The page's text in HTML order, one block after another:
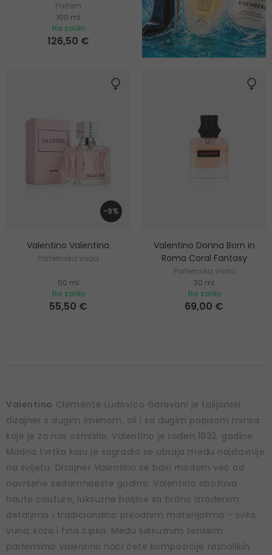
Parfem
100 ml
Na zalihi
126,50 €
-9%
Valentino Valentina
Parfemska voda
50 ml
Na zalihi
55,50 €
Valentino Donna Born in
Roma Coral Fantasy
Parfemska voda
30 ml
Na zalihi
69,00 €
Valentino Clemente Ludovico Garavani je talijanski
dizajner s dugim imenom, ali i sa dugim popisom mirisa
koje je za nas osmislio. Valentino je rođen 1932. godine.
Modna tvrtka koju je sagradio se ubraja među najslavnije
na svijetu. Dizajner Valentino se bavi modom već od
navršene sedamnaeste godine. Valentino obožava
haute couture, luksuzne haljine sa brižno izrađenim
detaljima i tradicionalno prirodnim materijalima - svila,
vuna, koža i fina čipka. Među luksuznim ženskim
parfemima Valentino naći ćete kompozicije raznolikih